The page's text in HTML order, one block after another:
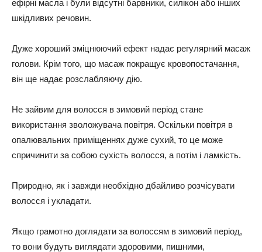
ефірні масла і були відсутні барвники, силікон або інших
шкідливих речовин.
Дуже хороший зміцнюючий ефект надає регулярний масаж
голови. Крім того, що масаж покращує кровопостачання,
він ще надає розслабляючу дію.
Не зайвим для волосся в зимовий період стане
використання зволожувача повітря. Оскільки повітря в
опалювальних приміщеннях дуже сухий, то це може
спричинити за собою сухість волосся, а потім і ламкість.
Природно, як і завжди необхідно дбайливо розчісувати
волосся і укладати.
Якщо грамотно доглядати за волоссям в зимовий період,
то вони будуть виглядати здоровими, пишними,